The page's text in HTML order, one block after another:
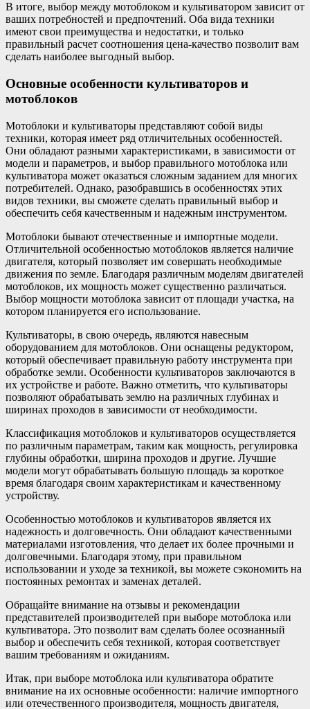
В итоге, выбор между мотоблоком и культиватором зависит от
ваших потребностей и предпочтений. Оба вида техники
имеют свои преимущества и недостатки, и только
правильный расчет соотношения цена-качество позволит вам
сделать наиболее выгодный выбор.
Основные особенности культиваторов и
мотоблоков
Мотоблоки и культиваторы представляют собой виды
техники, которая имеет ряд отличительных особенностей.
Они обладают разными характеристиками, в зависимости от
модели и параметров, и выбор правильного мотоблока или
культиватора может оказаться сложным заданием для многих
потребителей. Однако, разобравшись в особенностях этих
видов техники, вы сможете сделать правильный выбор и
обеспечить себя качественным и надежным инструментом.
Мотоблоки бывают отечественные и импортные модели.
Отличительной особенностью мотоблоков является наличие
двигателя, который позволяет им совершать необходимые
движения по земле. Благодаря различным моделям двигателей
мотоблоков, их мощность может существенно различаться.
Выбор мощности мотоблока зависит от площади участка, на
котором планируется его использование.
Культиваторы, в свою очередь, являются навесным
оборудованием для мотоблоков. Они оснащены редуктором,
который обеспечивает правильную работу инструмента при
обработке земли. Особенности культиваторов заключаются в
их устройстве и работе. Важно отметить, что культиваторы
позволяют обрабатывать землю на различных глубинах и
ширинах проходов в зависимости от необходимости.
Классификация мотоблоков и культиваторов осуществляется
по различным параметрам, таким как мощность, регулировка
глубины обработки, ширина проходов и другие. Лучшие
модели могут обрабатывать большую площадь за короткое
время благодаря своим характеристикам и качественному
устройству.
Особенностью мотоблоков и культиваторов является их
надежность и долговечность. Они обладают качественными
материалами изготовления, что делает их более прочными и
долговечными. Благодаря этому, при правильном
использовании и уходе за техникой, вы можете сэкономить на
постоянных ремонтах и заменах деталей.
Обращайте внимание на отзывы и рекомендации
представителей производителей при выборе мотоблока или
культиватора. Это позволит вам сделать более осознанный
выбор и обеспечить себя техникой, которая соответствует
вашим требованиям и ожиданиям.
Итак, при выборе мотоблока или культиватора обратите
внимание на их основные особенности: наличие импортного
или отечественного производителя, мощность двигателя,